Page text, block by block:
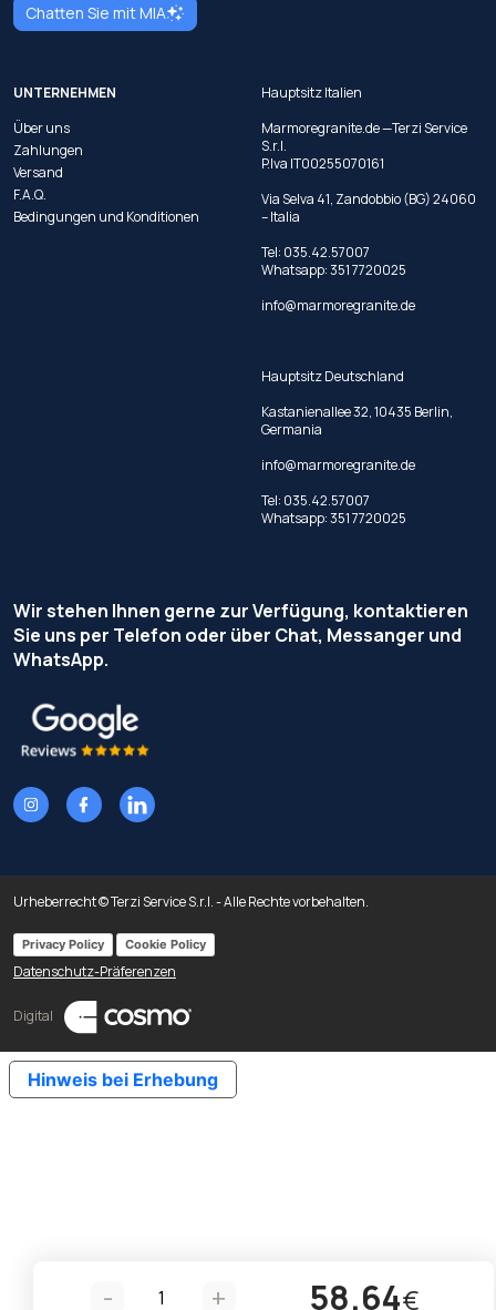
- + 58.64€
Chatten Sie mit MIA
UNTERNEHMEN
Über uns
Zahlungen
Versand
F.A.Q.
Bedingungen und Konditionen
Hauptsitz Italien
Marmoregranite.de —Terzi Service
S.r.l.
P.Iva IT00255070161
Via Selva 41, Zandobbio (BG) 24060
– Italia
Tel: 035.42.57007
Whatsapp:351 7720025
info@marmoregranite.de
Hauptsitz Deutschland
Kastanienallee 32, 10435 Berlin,
Germania
info@marmoregranite.de
Tel: 035.42.57007
Whatsapp:351 7720025
Wir stehen Ihnen gerne zur Verfügung, kontaktieren
Sie uns per Telefon oder über Chat, Messanger und
WhatsApp.
Urheberrecht © Terzi Service S.r.l. - Alle Rechte vorbehalten.
Privacy Policy Cookie Policy
Datenschutz-Präferenzen
Digital
Hinweis bei Erhebung